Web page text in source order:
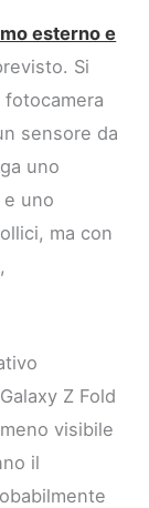
esterno e
Si
sensore da
uno
uno
ma con
Z Fold
visibile
il